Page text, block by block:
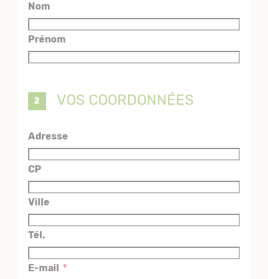
Nom
Prénom
VOS COORDONNÉES
Adresse
CP
Ville
Tél.
E-mail *